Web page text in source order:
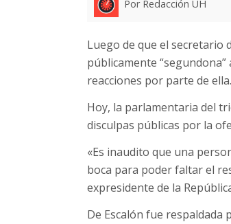
Por Redacción UH
Luego de que el secretario
públicamente
reacciones por parte de ella.
Hoy, la parlamentaria del
disculpas públicas por la
«Es inaudito que una
boca para poder faltar el
expresidente de la
De Escalón fue